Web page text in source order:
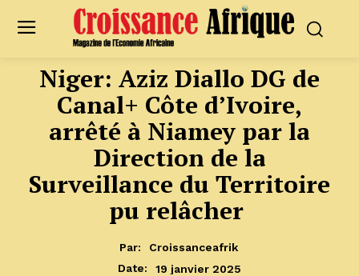
Niger: Aziz Diallo DG de
Canal+ Côte d’Ivoire,
arrêté à Niamey par la
Direction de la
Surveillance du Territoire
pu relâcher
Par:
Croissanceafrik
Date:
19 janvier 2025